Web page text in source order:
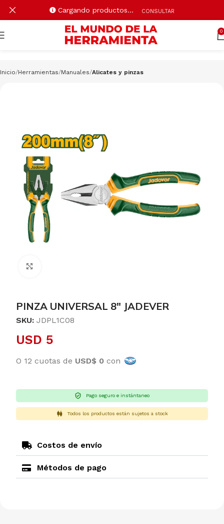
0
Inicio Herramientas Manuales Alicates y pinzas
PINZA UNIVERSAL 8″ JADEVER
SKU: JDPL1C08
USD 5
O 12 cuotas de USD$ 0 con
Pago seguro e instántaneo
Todos los productos están sujetos a stock
Costos de envío
Métodos de pago
Cargando productos… CONSULTAR